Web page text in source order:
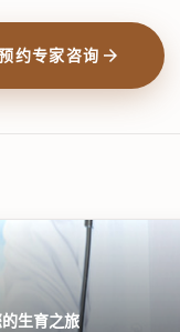
约专家咨询 arrow_forward
生育之旅